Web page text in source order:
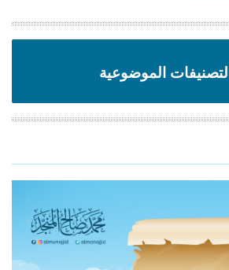
التصنيفات الموضوعية